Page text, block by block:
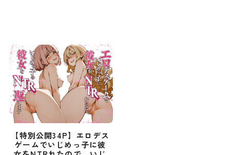
【特別公開34P】エロデス
ゲームでいじめっ子に彼